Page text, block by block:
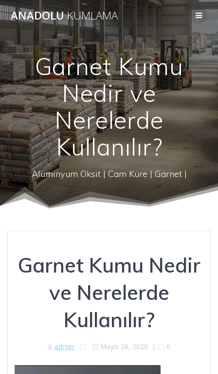
to
content
ANADOLUKUMLAMA
Garnet Kumu
Nedir ve
Nerelerde
Kullanılır?
Aluminyum Oksit | Cam Küre | Garnet |
Garnet Kumu Nedir
ve Nerelerde
Kullanılır?
admin Mayıs 26, 2026 | 0